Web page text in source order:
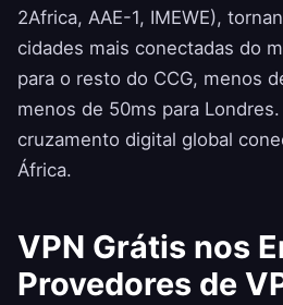
2Africa, AAE-1, IMEWE),
cidades mais conectadas do
para o resto do CCG, menos
menos de 50ms para
cruzamento digital global
África.
VPN Grátis nos
Provedores de